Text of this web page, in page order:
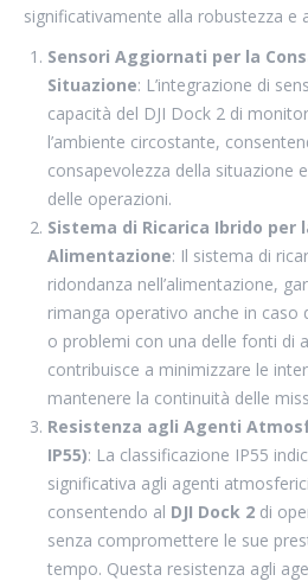
significativamente alla robustezza e
Sensori Aggiornati per la
Situazione: L’integrazione di
capacità del DJI Dock 2 di
l’ambiente circostante,
consapevolezza della situazione
delle operazioni.
Sistema di Ricarica Ibrido per
Alimentazione: Il sistema di
ridondanza nell’alimentazione,
rimanga operativo anche in caso
o problemi con una delle fonti di
contribuisce a minimizzare le
mantenere la continuità delle
Resistenza agli Agenti
IP55): La classificazione IP55
significativa agli agenti
consentendo al DJI Dock 2 di
senza compromettere le sue
tempo. Questa resistenza agli